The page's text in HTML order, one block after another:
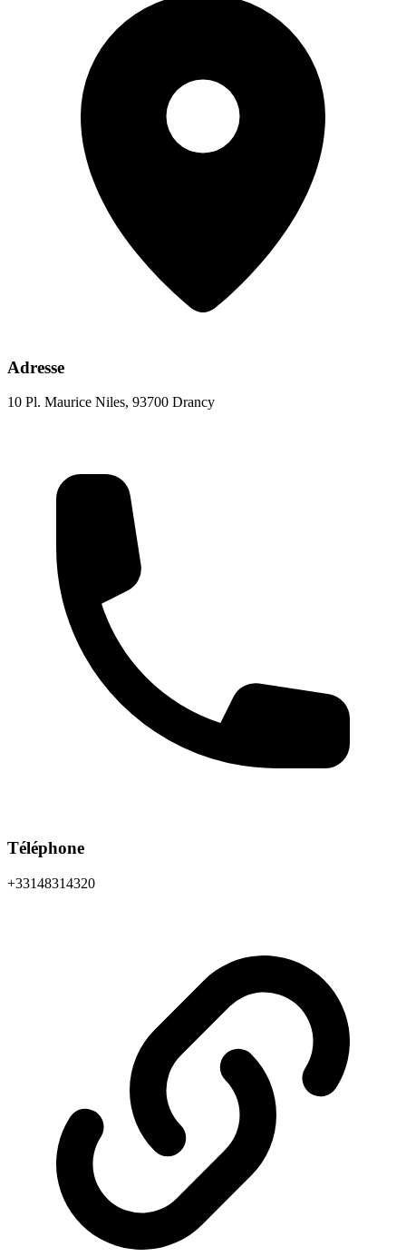
Adresse
10 Pl. Maurice Niles, 93700 Drancy
Téléphone
+33148314320